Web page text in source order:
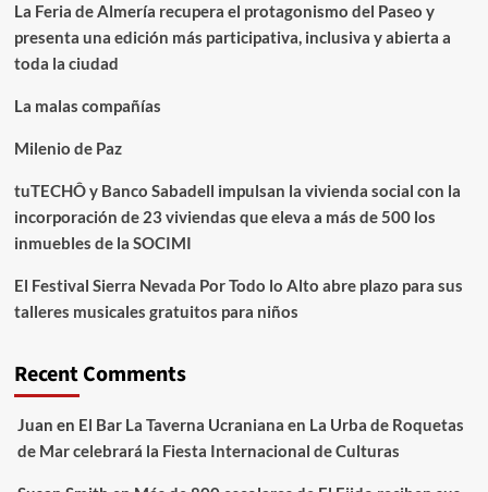
La Feria de Almería recupera el protagonismo del Paseo y
presenta una edición más participativa, inclusiva y abierta a
toda la ciudad
La malas compañías
Milenio de Paz
tuTECHÔ y Banco Sabadell impulsan la vivienda social con la
incorporación de 23 viviendas que eleva a más de 500 los
inmuebles de la SOCIMI
El Festival Sierra Nevada Por Todo lo Alto abre plazo para sus
talleres musicales gratuitos para niños
Recent Comments
Juan en El Bar La Taverna Ucraniana en La Urba de Roquetas
de Mar celebrará la Fiesta Internacional de Culturas